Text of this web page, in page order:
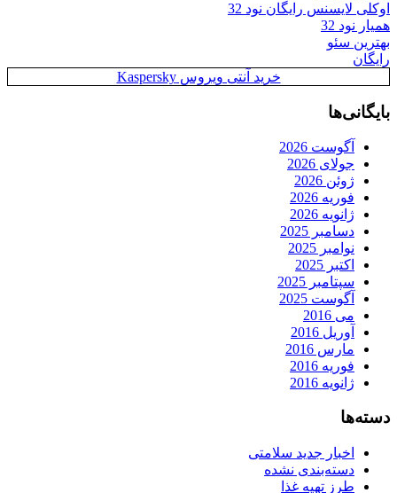
اوکلی لایسنس رایگان نود 32
همیار نود 32
بهترین سئو
رایگان
خرید آنتی ویروس Kaspersky
بایگانی‌ها
آگوست 2026
جولای 2026
ژوئن 2026
فوریه 2026
ژانویه 2026
دسامبر 2025
نوامبر 2025
اکتبر 2025
سپتامبر 2025
آگوست 2025
می 2016
آوریل 2016
مارس 2016
فوریه 2016
ژانویه 2016
دسته‌ها
اخبار جدید سلامتی
دسته‌بندی نشده
طرز تهیه غذا